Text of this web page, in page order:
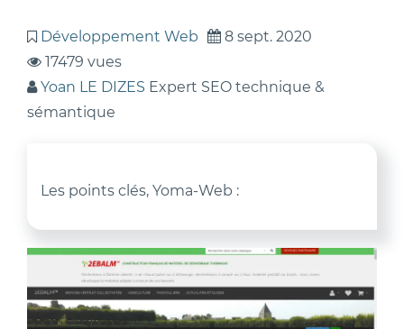
Développement Web
8 sept. 2020
17479 vues
Yoan LE DIZES Expert SEO technique &
sémantique
Les points clés, Yoma-Web :